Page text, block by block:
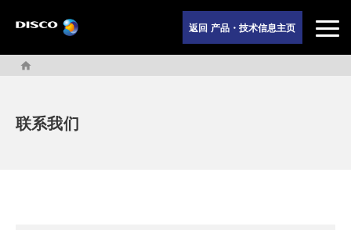
返回 产品・技术信息主页
home
联系我们